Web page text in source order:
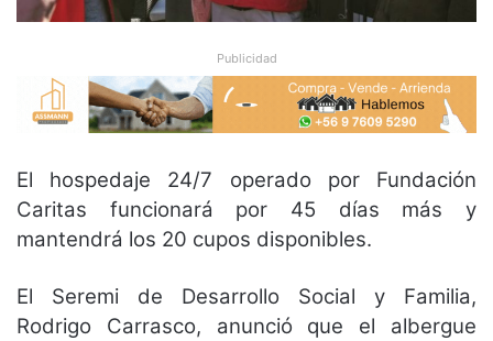
Publicidad
El hospedaje 24/7 operado por Fundación
Caritas funcionará por 45 días más y
mantendrá los 20 cupos disponibles.
El Seremi de Desarrollo Social y Familia,
Rodrigo Carrasco, anunció que el albergue